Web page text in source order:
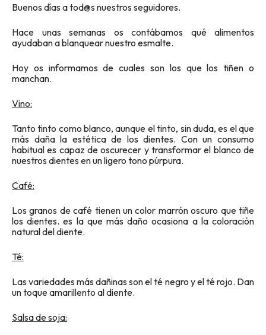
Buenos días a tod@s nuestros seguidores.
Hace unas semanas os contábamos qué alimentos
ayudaban a blanquear nuestro esmalte.
Hoy os informamos de cuales son los que los tiñen o
manchan.
Vino:
Tanto tinto como blanco, aunque el tinto, sin duda, es el que
más daña la estética de los dientes. Con un consumo
habitual es capaz de oscurecer y transformar el blanco de
nuestros dientes en un ligero tono púrpura.
Café:
Los granos de café tienen un color marrón oscuro que tiñe
los dientes. es la que más daño ocasiona a la coloración
natural del diente.
Té:
Las variedades más dañinas son el té negro y el té rojo. Dan
un toque amarillento al diente.
Salsa de soja: